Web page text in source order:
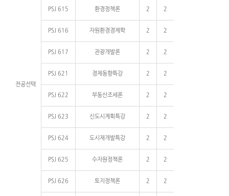
전공선택
PSJ 615 환경정책론 2 2
PSJ 616 자원환경경제학 2 2
PSJ 617 관광개발론 2 2
PSJ 621 경제동향특강 2 2
PSJ 622 부동산조세론 2 2
PSJ 623 신도시계획특강 2 2
PSJ 624 도시재개발특강 2 2
PSJ 625 수자원정책론 2 2
PSJ 626 토지정책론 2 2